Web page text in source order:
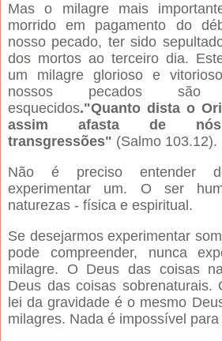
Mas o milagre mais
morrido em pagamento do
nosso pecado, ter sido
dos mortos ao terceiro dia.
um milagre glorioso e
nossos pecados são
esquecidos."Quanto dista o
assim afasta de
transgressões" (Salmo 103.12).
Não é preciso entender
experimentar um. O ser
naturezas - física e espiritual.
Se desejarmos experimentar
pode compreender, nunca
milagre. O Deus das coisas
Deus das coisas sobrenaturais.
lei da gravidade é o mesmo
milagres. Nada é impossível para